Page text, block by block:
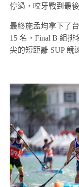
停過，咬牙戰到最
最終施孟均拿下了
15 名，Final B 組
尖的短距離 SUP 競